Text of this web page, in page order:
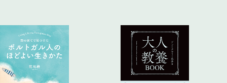
実際にどんな人がfundbookにジョインし、活躍しているの
か？
・「銀行員時代の経験を活かし、30歳の節目にM&A業界に転
身」
・「会社の知名度に頼らない営業で、実力を試せる環境があ